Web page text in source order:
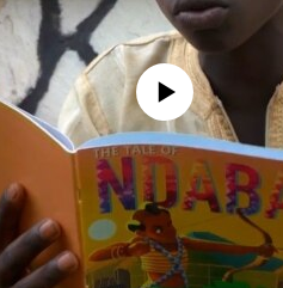
No media source currently